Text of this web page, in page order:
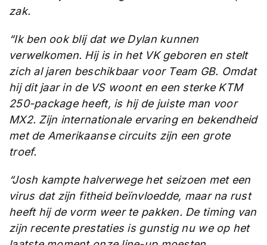
zak.
“Ik ben ook blij dat we Dylan kunnen
verwelkomen. Hij is in het VK geboren en stelt
zich al jaren beschikbaar voor Team GB. Omdat
hij dit jaar in de VS woont en een sterke KTM
250-package heeft, is hij de juiste man voor
MX2. Zijn internationale ervaring en bekendheid
met de Amerikaanse circuits zijn een grote
troef.
“Josh kampte halverwege het seizoen met een
virus dat zijn fitheid beïnvloedde, maar na rust
heeft hij de vorm weer te pakken. De timing van
zijn recente prestaties is gunstig nu we op het